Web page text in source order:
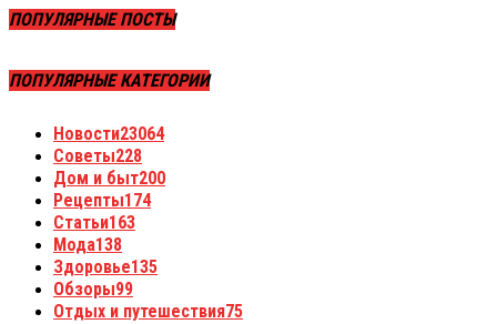
ПОПУЛЯРНЫЕ ПОСТЫ
ПОПУЛЯРНЫЕ КАТЕГОРИИ
Новости23064
Советы228
Дом и быт200
Рецепты174
Статьи163
Мода138
Здоровье135
Обзоры99
Отдых и путешествия75